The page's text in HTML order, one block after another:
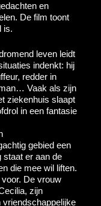
en
De film toont
is.
leven leidt
indenkt: hij
redder in
Vaak als zijn
ziekenhuis slaapt
in een fantasie
gebied een
staat er aan de
die mee wil liften.
De vrouw
zijn
vriendschappelijke